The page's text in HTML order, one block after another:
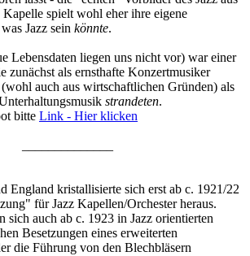
spielt wohl eher ihre eigene
Jazz sein könnte.
Lebensdaten liegen uns nicht vor) war einer
zunächst als ernsthafte Konzertmusiker
auch aus wirtschaftlichen Gründen) als
strandeten.
bitte Link - Hier klicken
England kristallisierte sich erst ab c. 1921/22
für Jazz Kapellen/Orchester heraus.
sich auch ab c. 1923 in Jazz orientierten
Besetzungen eines erweiterten
die Führung von den Blechbläsern